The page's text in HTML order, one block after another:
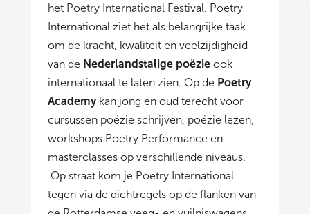
het Poetry International Festival. Poetry
International ziet het als belangrijke taak
om de kracht, kwaliteit en veelzijdigheid
van de Nederlandstalige poëzie ook
internationaal te laten zien. Op de Poetry
Academy kan jong en oud terecht voor
cursussen poëzie schrijven, poëzie lezen,
workshops Poetry Performance en
masterclasses op verschillende niveaus.
Op straat kom je Poetry International
tegen via de dichtregels op de flanken van